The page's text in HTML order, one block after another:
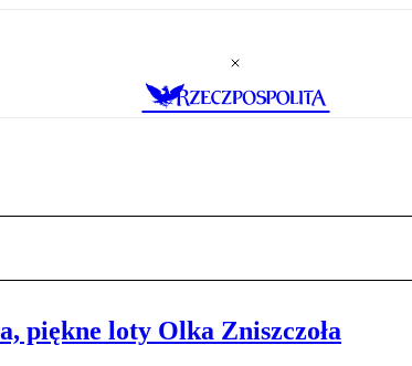
piękne loty Olka Zniszczoła